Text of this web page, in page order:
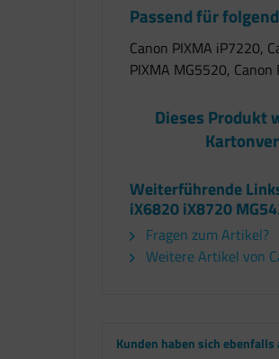
Passend für
Canon PIXMA iP7220,
PIXMA MG5520,
Dieses Produkt
Weiterführende
iX6820 iX8720
Fragen zum Artikel?
Weitere Artikel von
Kunden haben sich ebenfalls